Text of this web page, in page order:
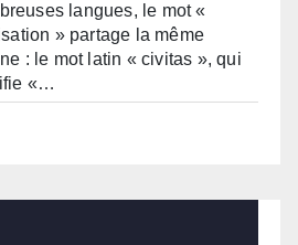
langues, le mot «
» partage la même
: le mot latin « civitas », qui
«…